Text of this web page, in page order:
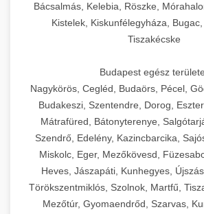
Bácsalmás, Kelebia, Röszke,
Kistelek, Kiskunfélegyháza, Bugac,
Tiszakécske
Budapest egész
Nagykörös, Cegléd, Budaörs, Pécel,
Budakeszi, Szentendre, Dorog,
Mátrafüred, Bátonyterenye,
Szendrő, Edelény, Kazincbarcika,
Miskolc, Eger, Mezőkövesd,
Heves, Jászapáti, Kunhegyes,
Törökszentmiklós, Szolnok, Martfű,
Mezőtúr, Gyomaendrőd, Szarvas,